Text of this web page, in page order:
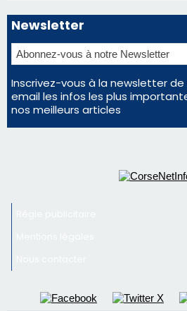
Newsletter
Inscrivez-vous à la newsletter
email les infos les plus
nos meilleurs articles